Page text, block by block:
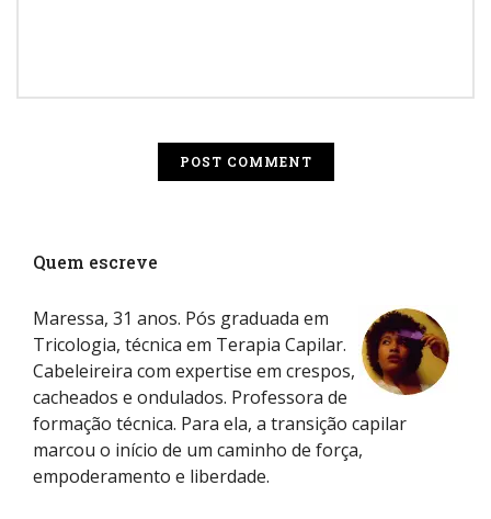
Quem escreve
Maressa, 31 anos. Pós graduada em
Tricologia, técnica em Terapia Capilar.
Cabeleireira com expertise em crespos,
cacheados e ondulados. Professora de
formação técnica. Para ela, a transição capilar
marcou o início de um caminho de força,
empoderamento e liberdade.